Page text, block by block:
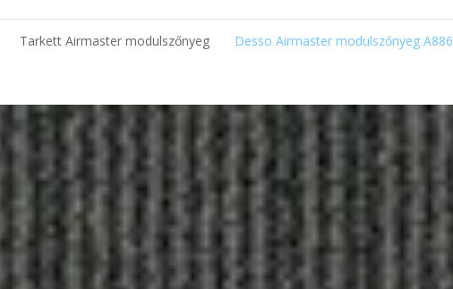
Tarkett Airmaster modulszőnyeg Desso Airmaster modulszőnyeg